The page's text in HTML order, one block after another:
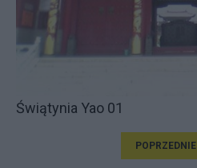
Świątynia Yao 01
POPRZEDNIE